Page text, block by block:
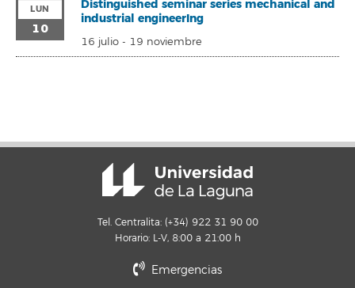
LUN
10
Distinguished seminar series mechanical and
industrial engineerIng
16 julio- 19 noviembre
Tel. Centralita: (+34) 922 31 90 00
Horario: L-V, 8:00 a 21:00 h
Emergencias